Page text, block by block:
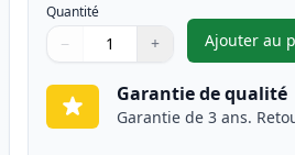
Quantité
Quantité
Utilisez les boutons pour ajuster
− +
Quantité
Ajouter au
,
Garantie de qualité
Garantie de 3 ans.